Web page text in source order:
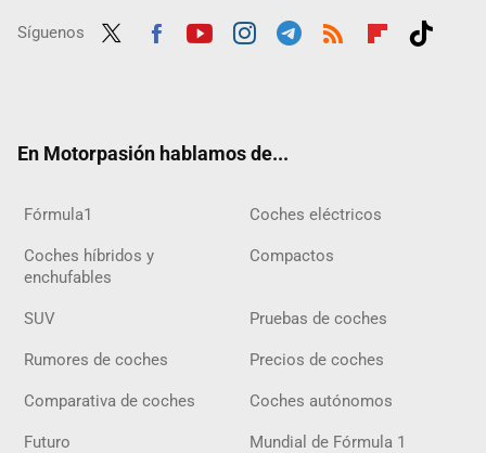
Síguenos
En Motorpasión hablamos de...
Fórmula1 Coches eléctricos
Coches híbridos y
enchufables
Compactos
SUV Pruebas de coches
Rumores de coches Precios de coches
Comparativa de coches Coches autónomos
Futuro Mundial de Fórmula 1